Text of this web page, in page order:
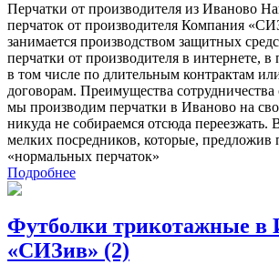
Перчатки от производителя из Иваново
перчаток от производителя Компания
занимается производством защитных
перчатки от производителя в интернете,
в том числе по длительным контрактам
договорам. Преимущества
мы производим перчатки в Иваново на
никуда не собираемся отсюда переезжать.
мелких посредников, которые, предложив
«нормальных перчаток»
Подробнее
Футболки трикотажные в
«СИЗив» (2)